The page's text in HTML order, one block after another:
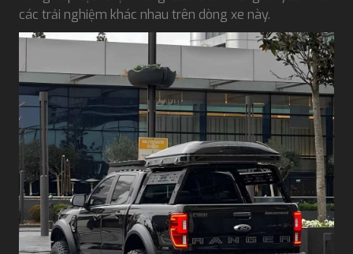
các trải nghiệm khác nhau trên dòng xe này.